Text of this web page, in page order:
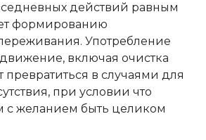
действий равным
формированию
Употребление
включая очистка
превратиться в случаями для
при условии что
с желанием быть целиком